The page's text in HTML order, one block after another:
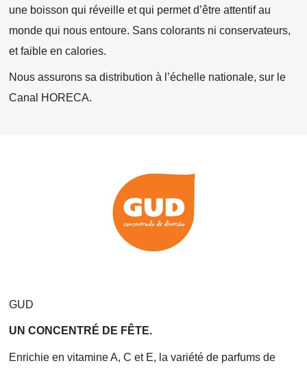
une boisson qui réveille et qui permet d’être attentif au
monde qui nous entoure. Sans colorants ni conservateurs,
et faible en calories.
Nous assurons sa distribution à l’échelle nationale, sur le
Canal HORECA.
GUD
UN CONCENTRÉ DE FÊTE.
Enrichie en vitamine A, C et E, la variété de parfums de